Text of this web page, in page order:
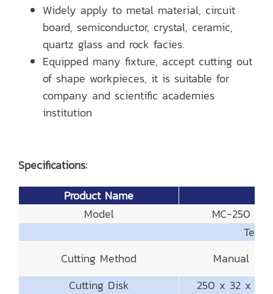
Widely apply to metal material, circuit
board, semiconductor, crystal, ceramic,
quartz glass and rock facies.
Equipped many fixture, accept cutting out
of shape workpieces, it is suitable for
company and scientific academies
institution
Specifications:
Product Name
Model
MC-250
Cutting Method
Manual
Cutting Disk
250 x 32 x 1.5